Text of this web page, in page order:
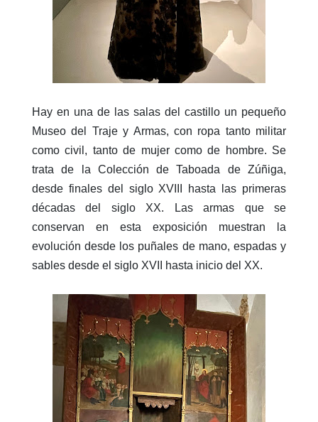
Hay en una de las salas del castillo un pequeño
Museo del Traje y Armas, con ropa tanto militar
como civil, tanto de mujer como de hombre. Se
trata de la Colección de Taboada de Zúñiga,
desde finales del siglo XVIII hasta las primeras
décadas del siglo XX. Las armas que se
conservan en esta exposición muestran la
evolución desde los puñales de mano, espadas y
sables desde el siglo XVII hasta inicio del XX.